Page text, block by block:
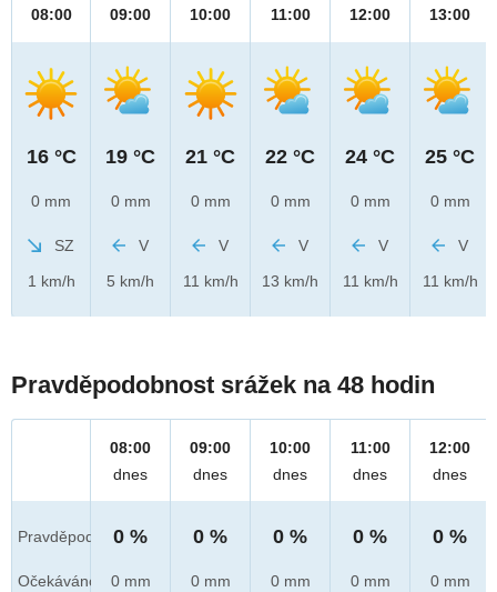
08:00
16 °C
0 mm
SZ
1 km/h
09:00
19 °C
0 mm
V
5 km/h
10:00
21 °C
0 mm
V
11 km/h
11:00
22 °C
0 mm
V
13 km/h
12:00
24 °C
0 mm
V
11 km/h
13:00
25 °C
0 mm
V
11 km/h
Pravděpodobnost srážek na 48 hodin
Pravděpod.
Očekáváno
08:00
dnes
0 %
0 mm
09:00
dnes
0 %
0 mm
10:00
dnes
0 %
0 mm
11:00
dnes
0 %
0 mm
12:00
dnes
0 %
0 mm